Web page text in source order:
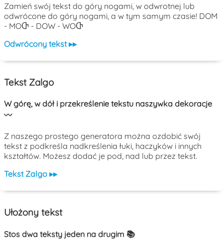
Zamień swój tekst do góry nogami, w odwrotnej lub
odwrócone do góry nogami, a w tym samym czasie! DOM
- MOႧ - DOW - WOႧ
Odwrócony tekst ▸▸
Tekst Zalgo
W górę, w dół i przekreślenie tekstu naszywka dekoracje
〰️
Z naszego prostego generatora można ozdobić swój
tekst z podkreśla nadkreślenia łuki, haczyków i innych
kształtów. Możesz dodać je pod, nad lub przez tekst.
Tekst Zalgo ▸▸
Ułożony tekst
Stos dwa teksty jeden na drugim 📚